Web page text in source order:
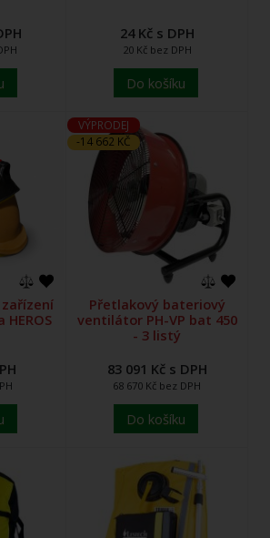
24 Kč s DPH
20 Kč bez DPH
Do košíku
VÝPRODEJ
-14 662 KČ
Přetlakový bateriový
ventilátor PH-VP bat 450
- 3 listý
83 091 Kč s DPH
68 670 Kč bez DPH
Do košíku